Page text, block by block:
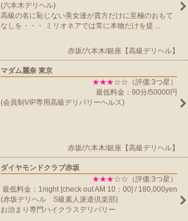
(六本木デリヘル)
高級の名に恥じない美女達が貴方だけに至極のおもて
なしを・・・ ミリオネアでは常に本物だけを提 ...
赤坂/六本木/銀座【高級デリヘル】
マダム麗奈 東京
★★★☆☆（評価:3つ星）
最低料金：90分/50000円
(会員制VIP専用高級デリバリーヘルス)
赤坂/六本木/銀座【高級デリヘル】
ダイヤモンドクラブ赤坂
★★★☆☆（評価:3つ星）
最低料金：1night [check out AM 10：00] / 180,000yen
(赤坂デリヘル S級素人派遣倶楽部)
お泊まり専門ハイクラスデリバリー